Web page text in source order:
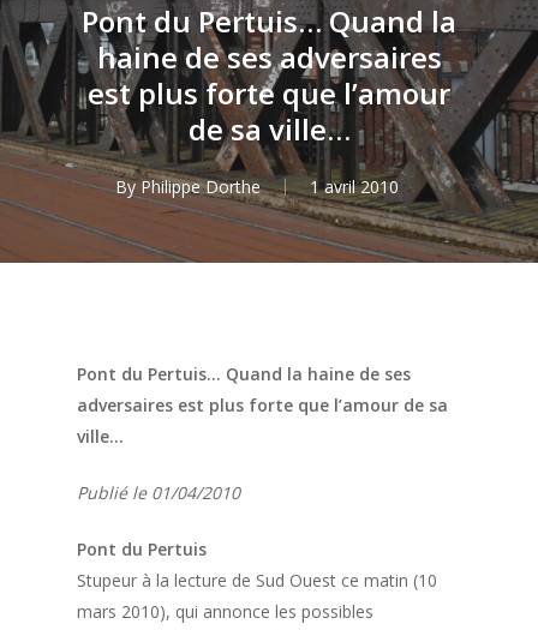
Pont du Pertuis… Quand la
haine de ses adversaires
est plus forte que l’amour
de sa ville…
By Philippe Dorthe 1 avril 2010
Pont du Pertuis… Quand la haine de ses
adversaires est plus forte que l’amour de sa
ville…
Publié le 01/04/2010
Pont du Pertuis
Stupeur à la lecture de Sud Ouest ce matin (10
mars 2010), qui annonce les possibles